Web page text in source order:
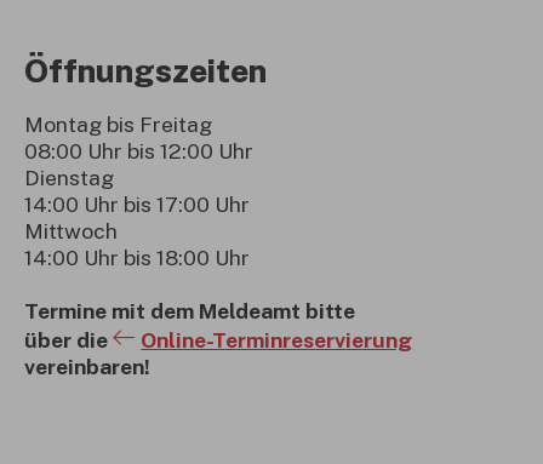
Öffnungszeiten
Montag bis Freitag
08:00 Uhr bis 12:00 Uhr
Dienstag
14:00 Uhr bis 17:00 Uhr
Mittwoch
14:00 Uhr bis 18:00 Uhr
Termine mit dem Meldeamt bitte
über die
Online-Terminreservierung
vereinbaren!